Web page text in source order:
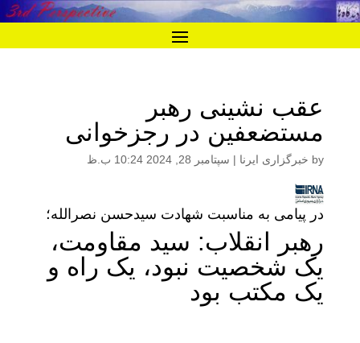
عقب نشینی رهبر
مستضعفین در رجزخوانی
by خبرگزاری ایرنا | سپتامبر 28, 2024 10:24 ب.ظ
در پیامی به مناسبت شهادت سیدحسن نصرالله؛
رهبر انقلاب: سید مقاومت،
یک شخصیت نبود، یک راه و
یک مکتب بود